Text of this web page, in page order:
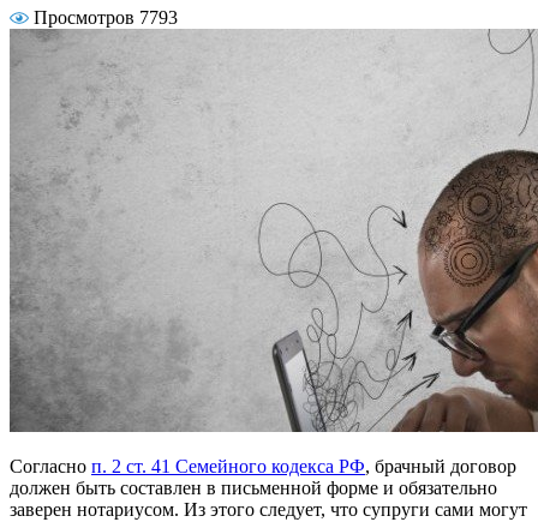
Просмотров 7793
Согласно п. 2 ст. 41 Семейного кодекса РФ, брачный договор
должен быть составлен в письменной форме и обязательно
заверен нотариусом. Из этого следует, что супруги сами могут